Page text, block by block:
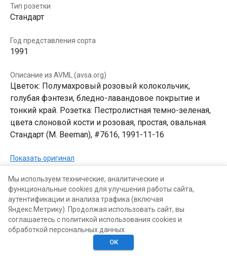
Тип розетки
Стандарт
Год представления сорта
1991
Описание из AVML (avsa.org)
Цветок: Полумахровый розовый колокольчик,
голубая фэнтези, бледно-лавандовое покрытие и
тонкий край. Розетка: Пестролистная темно-зеленая,
цвета слоновой кости и розовая, простая, овальная.
Стандарт (M. Beeman), #7616, 1991-11-16
Показать оригинал
В КОЛЛЕКЦИЯХ В ХОТЕЛКАХ
Хотелки
Мы используем технические, аналитические и
функциональные cookies для улучшения работы сайта,
аутентификации и анализа трафика (включая
Яндекс.Метрику). Продолжая использовать сайт, вы
соглашаетесь с политикой использования cookies и
обработкой персональных данных.
ОК